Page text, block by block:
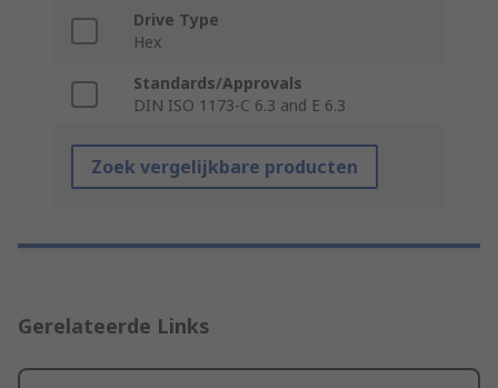
Drive Type
Hex
Standards/Approvals
DIN ISO 1173-C 6.3 and E 6.3
Zoek vergelijkbare producten
Gerelateerde Links